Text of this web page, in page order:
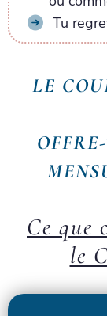
Tu
LE
Ce que
le